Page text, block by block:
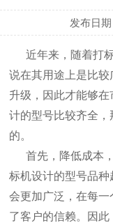
发布日
近年来，随着打
说在其用途上是比
升级，因此才能够
计的型号比较齐全
的。
首先，降低成本
标机设计的型号品
会更加广泛，在每一
了客户的信赖。因